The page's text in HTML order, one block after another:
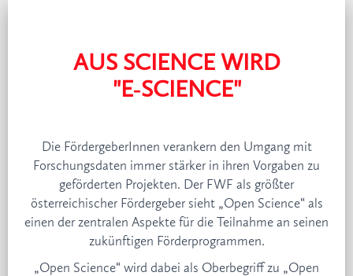
AUS SCIENCE WIRD
"E‑SCIENCE"
Die FördergeberInnen verankern den Umgang mit
Forschungsdaten immer stärker in ihren Vorgaben zu
geförderten Projekten. Der FWF als größter
österreichischer Fördergeber sieht „Open Science“ als
einen der zentralen Aspekte für die Teilnahme an seinen
zukünftigen Förderprogrammen.
„Open Science“ wird dabei als Oberbegriff zu „Open